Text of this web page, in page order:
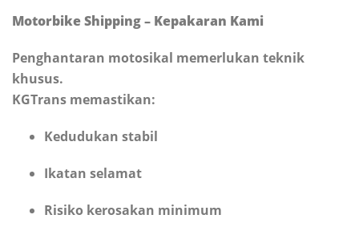
Motorbike Shipping – Kepakaran Kami
Penghantaran motosikal memerlukan teknik
khusus.
KGTrans memastikan:
Kedudukan stabil
Ikatan selamat
Risiko kerosakan minimum